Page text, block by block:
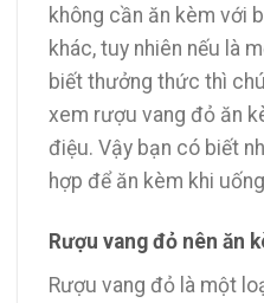
không cần ăn kèm với
khác, tuy nhiên nếu là
biết thưởng thức thì
xem rượu vang đỏ ăn
điệu. Vậy bạn có biết
hợp để ăn kèm khi
Rượu vang đỏ nên ăn
Rượu vang đỏ là một